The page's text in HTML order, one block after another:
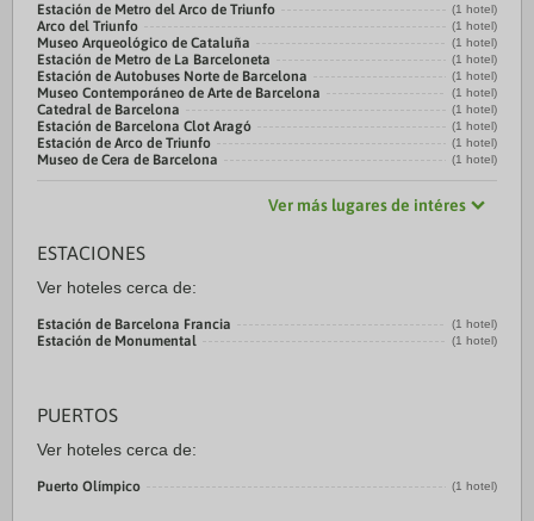
Estación de Metro del Arco de Triunfo (1 hotel)
Arco del Triunfo (1 hotel)
Museo Arqueológico de Cataluña (1 hotel)
Estación de Metro de La Barceloneta (1 hotel)
Estación de Autobuses Norte de Barcelona (1 hotel)
Museo Contemporáneo de Arte de Barcelona (1 hotel)
Catedral de Barcelona (1 hotel)
Estación de Barcelona Clot Aragó (1 hotel)
Estación de Arco de Triunfo (1 hotel)
Museo de Cera de Barcelona (1 hotel)
Ver más lugares de intéres
ESTACIONES
Ver hoteles cerca de:
Estación de Barcelona Francia (1 hotel)
Estación de Monumental (1 hotel)
PUERTOS
Ver hoteles cerca de:
Puerto Olímpico (1 hotel)